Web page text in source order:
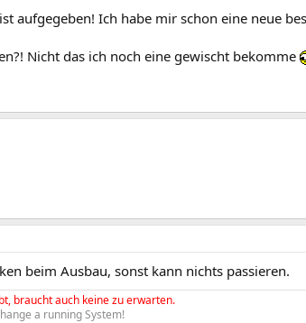
aufgegeben! Ich habe mir schon eine neue
Nicht das ich noch eine gewischt bekomme
beim Ausbau, sonst kann nichts passieren.
braucht auch keine zu erwarten.
a running System!